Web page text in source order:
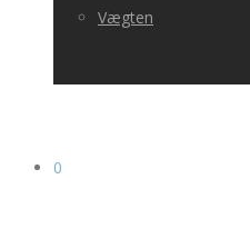
Vægten
0